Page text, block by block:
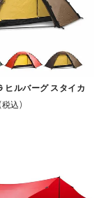
ヒルバーグ スタイカ
込)